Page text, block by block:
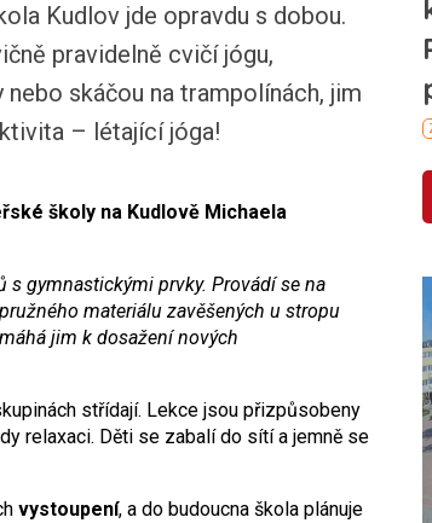
Kudlov jde opravdu s dobou.
pravidelně cvičí jógu,
skáčou na trampolínách, jim
– létající jóga!
školy na Kudlově Michaela
gymnastickými prvky. Provádí se na
materiálu zavěšených u stropu
jim k dosažení nových
střídají. Lekce jsou přizpůsobeny
relaxaci. Děti se zabalí do sítí a jemně se
vystoupení, a do budoucna škola plánuje